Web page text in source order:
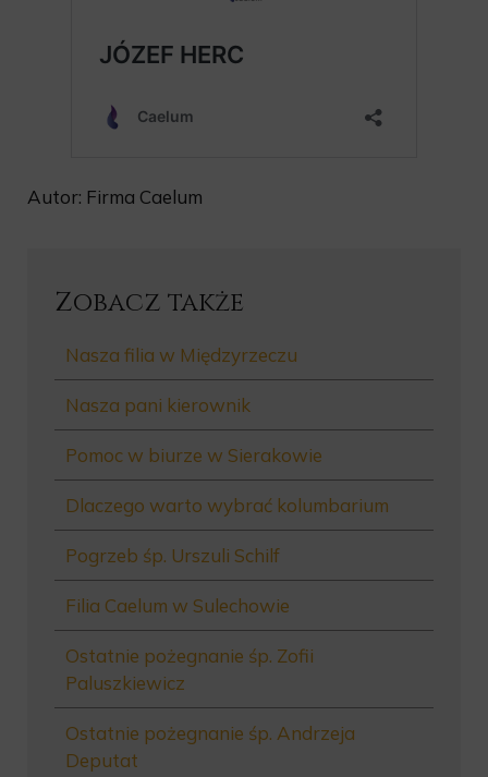
Autor: Firma Caelum
Zobacz także
Nasza filia w Międzyrzeczu
Nasza pani kierownik
Pomoc w biurze w Sierakowie
Dlaczego warto wybrać kolumbarium
Pogrzeb śp. Urszuli Schilf
Filia Caelum w Sulechowie
Ostatnie pożegnanie śp. Zofii
Paluszkiewicz
Ostatnie pożegnanie śp. Andrzeja
Deputat